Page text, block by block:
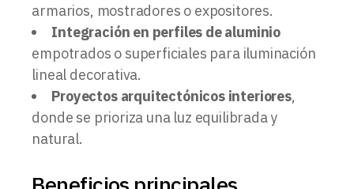
armarios, mostradores o expositores.
Integración en perfiles de aluminio
empotrados o superficiales para iluminación
lineal decorativa.
Proyectos arquitectónicos interiores,
donde se prioriza una luz equilibrada y
natural.